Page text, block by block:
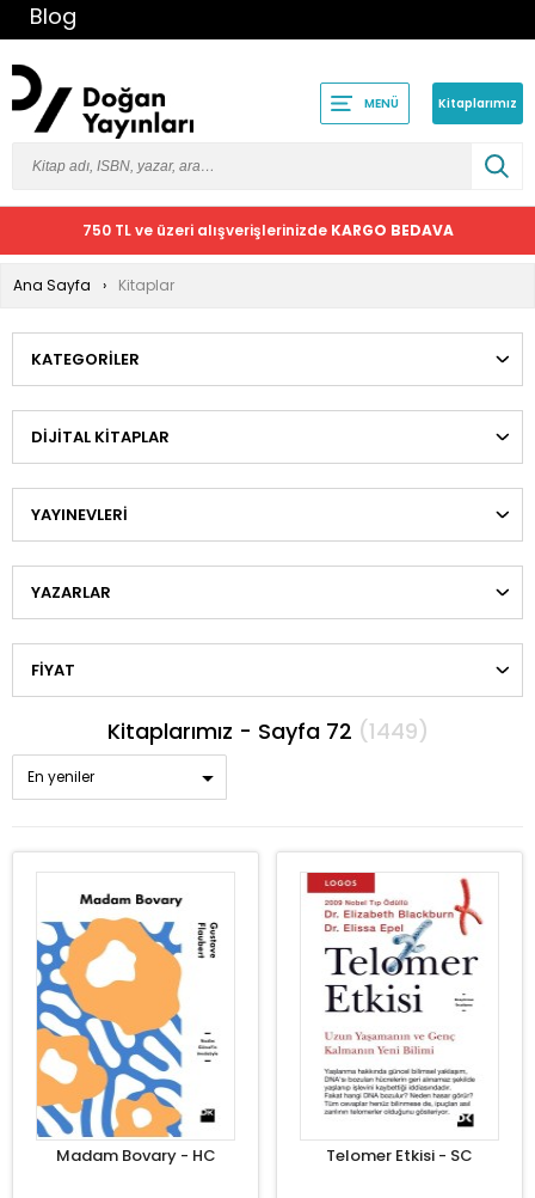
Blog
MENÜ Kitaplarımız
750 TL ve üzeri alışverişlerinizde KARGO BEDAVA
Ana Sayfa Kitaplar
KATEGORILER
DIJITAL KITAPLAR
YAYINEVLERI
YAZARLAR
FIYAT
Kitaplarımız - Sayfa 72 (1449)
En yeniler
Madam Bovary - HC Telomer Etkisi - SC